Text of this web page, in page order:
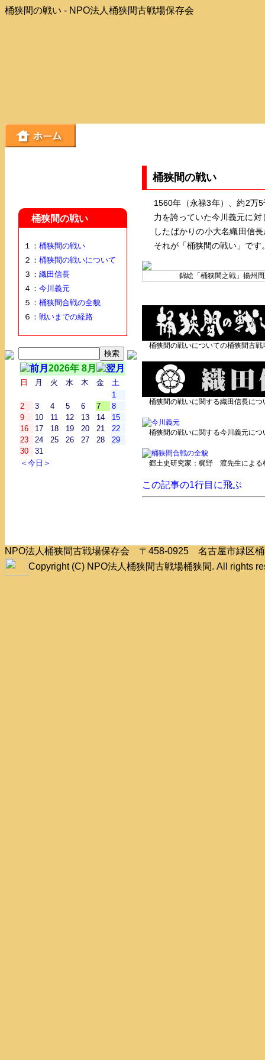
桶狭間の戦い - NPO法人桶狭間古戦場保存会
桶狭間の戦い
１： 桶狭間の戦い
２： 桶狭間の戦いについて
３： 織田信長
４： 今川義元
５： 桶狭間合戦の全貌
６： 戦いまでの経路
2026年 8月
日 月 火 水 木 金
土
1
2
3 4 5 6 7
8
9
10 11 12 13 14
15
16
17 18 19 20 21
22
23
24 25 26 27 28
29
30
31
＜今日＞
桶狭間の戦い
1560年（永禄3年）、約2万
力を誇っていた今川義元に
したばかりの小大名織田信
それが「桶狭間の戦い」です
錦絵「桶狭間之戦」揚州
桶狭間の戦いについての桶狭間古戦
桶狭間の戦いに関する織田信長につ
桶狭間の戦いに関する今川義元につ
郷土史研究家：梶野 渡先生による
この記事の1行目に飛ぶ
NPO法人桶狭間古戦場保存会 〒458-0925 名古屋市緑区
Copyright (C) NPO法人桶狭間古戦場桶狭間. All rights